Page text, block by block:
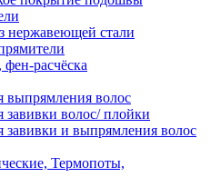
нержавеющей стали
расчёска
волос
волос/ плойки
и выпрямления волос
Термопоты,